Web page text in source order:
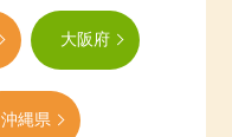
大阪府
沖縄県